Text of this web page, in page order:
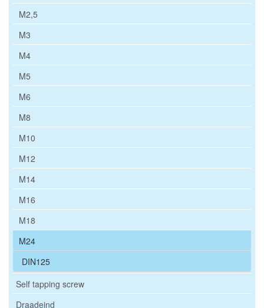
M2,5
M3
M4
M5
M6
M8
M10
M12
M14
M16
M18
M24
DIN125
Self tapping screw
Draadeind